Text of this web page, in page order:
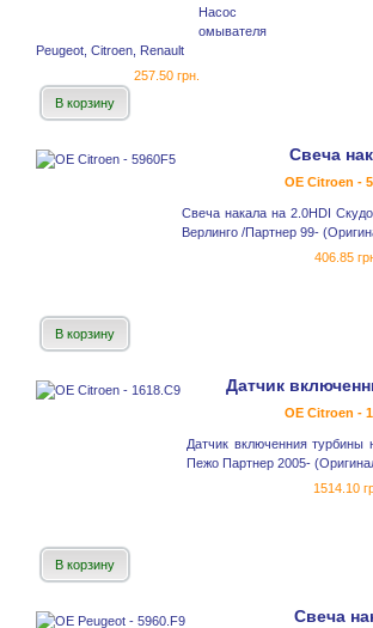
Насос
омывателя
Peugeot, Citroen, Renault
257.50 грн.
В корзину
Свеча
OE Citroen -
Свеча накала на 2.0HDI
Верлинго /Партнер 99-
406.85
В корзину
Датчик
OE Citroen -
Датчик включенния турбины
Пежо Партнер 2005-
1514.10
В корзину
Свеча